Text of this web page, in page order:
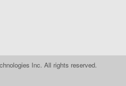
Inc. All rights reserved.